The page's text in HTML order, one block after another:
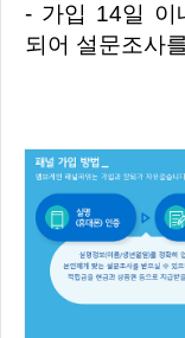
- 가입 14일 이
되어 설문조사